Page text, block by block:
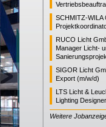
SCHMITZ-WILA
RUCO Licht
Manager Licht-
SIGOR Licht
Export (m/w/d)
LTS Licht &
Lighting
Weitere